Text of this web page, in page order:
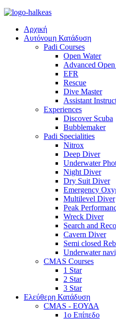
Αρχική
Αυτόνομη Κατάδυση
Padi Courses
Open Water
Advanced
EFR
Rescue
Dive Master
Assistant
Experiences
Discover Scuba
Bubblemaker
Padi Specialities
Nitrox
Deep Diver
Underwater
Night Diver
Dry Suit Diver
Emergency
Multilevel Diver
Peak
Wreck Diver
Search and
Cavern Diver
Semi closed
Underwater
CMAS Courses
1 Star
2 Star
3 Star
Ελεύθερη Κατάδυση
CMAS - ΕΟΥΔΑ
1ο Επίπεδο